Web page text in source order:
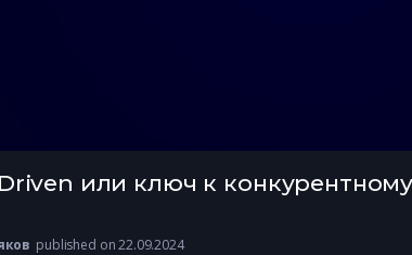
или ключ к
published on 22.09.2024